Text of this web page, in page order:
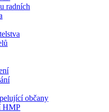
radních
občany
HMP